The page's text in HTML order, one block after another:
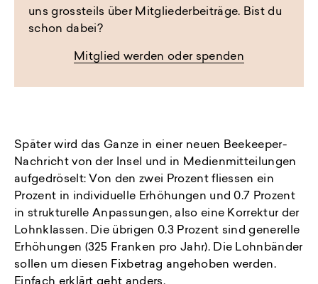
uns grossteils über Mitgliederbeiträge. Bist du
schon dabei?
Mitglied werden oder spenden
Später wird das Ganze in einer neuen Beekeeper-
Nachricht von der Insel und in Medienmitteilungen
aufgedröselt: Von den zwei Prozent fliessen ein
Prozent in individuelle Erhöhungen und 0.7 Prozent
in strukturelle Anpassungen, also eine Korrektur der
Lohnklassen. Die übrigen 0.3 Prozent sind generelle
Erhöhungen (325 Franken pro Jahr). Die Lohnbänder
sollen um diesen Fixbetrag angehoben werden.